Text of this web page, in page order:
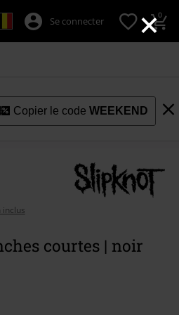
×
Se connecter 0
Copier le codeWEEKEND
inclus
courtes | noir